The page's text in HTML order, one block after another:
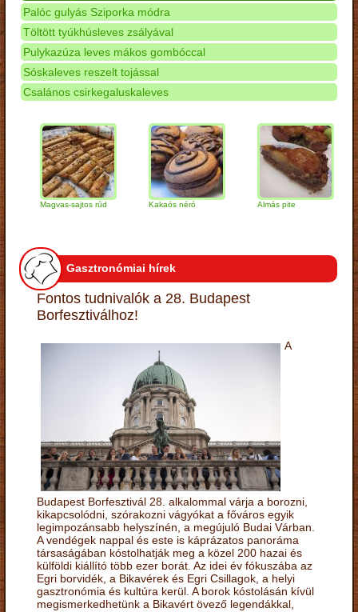
Palóc gulyás Sziporka módra
Töltött tyúkhúsleves zsályával
Pulykazúza leves mákos gombóccal
Sóskaleves reszelt tojással
Csalános csirkegaluskaleves
Magvas-sajtos rúd Kakaós néró Almás pite
Gasztronómiai hírek
Fontos tudnivalók a 28. Budapest
Borfesztiválhoz!
A
Budapest Borfesztivál 28. alkalommal várja a borozni,
kikapcsolódni, szórakozni vágyókat a főváros egyik
legimpozánsabb helyszínén, a megújuló Budai Várban.
A vendégek nappal és este is káprázatos panoráma
társaságában kóstolhatják meg a közel 200 hazai és
külföldi kiállító több ezer borát. Az idei év fókuszába az
Egri borvidék, a Bikavérek és Egri Csillagok, a helyi
gasztronómia és kultúra kerül. A borok kóstolásán kívül
megismerkedhetünk a Bikavért övező legendákkal,